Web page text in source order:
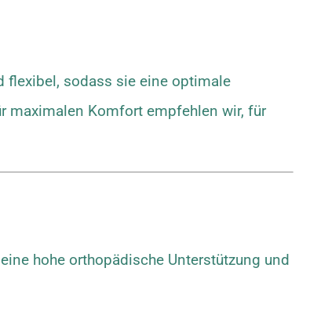
flexibel, sodass sie eine optimale
maximalen Komfort empfehlen wir, für
hohe orthopädische Unterstützung und